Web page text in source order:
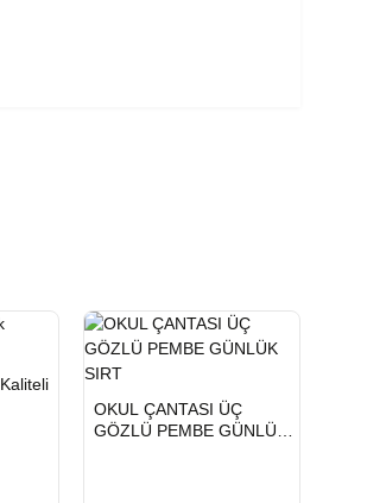
TESLİMAT
OKUL ÇANTASI ÜÇ
GÖZLÜ PEMBE GÜNLÜK